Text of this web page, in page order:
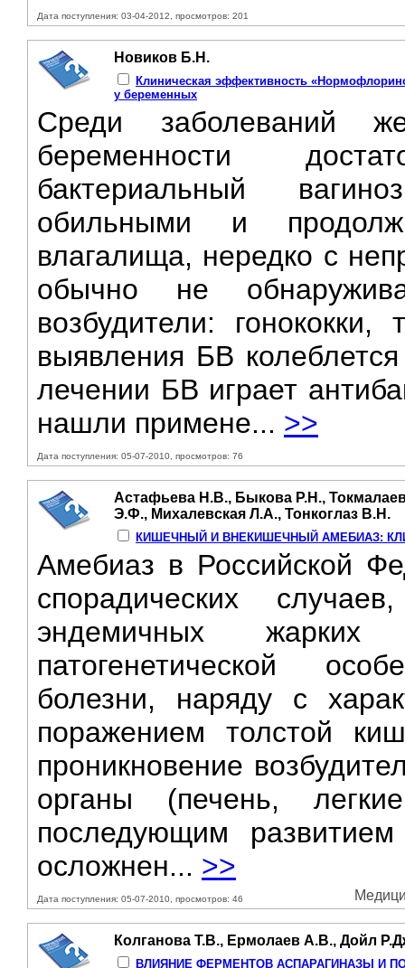
Дата поступления: 03-04-2012, просмотров: 201
Новиков Б.Н.
Клиническая эффективность
у беременных
Среди заболеваний
беременности
бактериальный
обильными и
влагалища, нередко с
обычно не
возбудители:
выявления БВ
лечении БВ играет
нашли примене... >>
Дата поступления: 05-07-2010, просмотров: 76
Астафьева Н.В., Быкова Р.Н.,
Э.Ф., Михалевская Л.А., Тонкоглаз В.Н.
КИШЕЧНЫЙ И ВНЕКИШЕЧНЫЙ АМЕБИАЗ:
Амебиаз в Российской
спорадических
эндемичных
патогенетической
болезни, наряду с
поражением толстой
проникновение
органы (печень,
последующим
осложнен... >>
Дата поступления: 05-07-2010, просмотров: 46
Колганова Т.В., Ермолаев А.В., Дойл
ВЛИЯНИЕ ФЕРМЕНТОВ АСПАРАГИНАЗЫ И